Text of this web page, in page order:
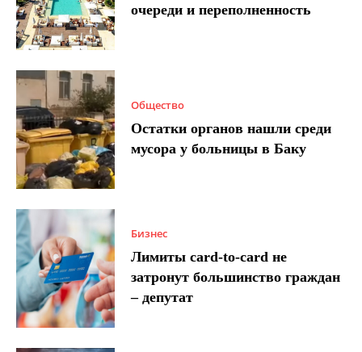
очереди и переполненность
Общество
Остатки органов нашли среди
мусора у больницы в Баку
Бизнес
Лимиты card-to-card не
затронут большинство граждан
– депутат